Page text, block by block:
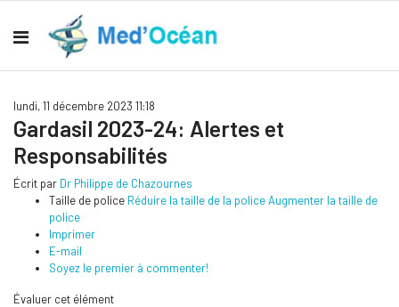
lundi, 11 décembre 2023 11:18
Gardasil 2023-24: Alertes et
Responsabilités
Écrit par Dr Philippe de Chazournes
Taille de police Réduire la taille de la policeAugmenter la taille de
police
Imprimer
E-mail
Soyez le premier à commenter!
Évaluer cet élément